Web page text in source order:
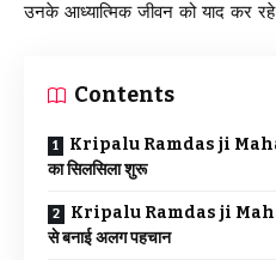
उनके आध्यात्मिक जीवन को याद कर
Contents
Kripalu Ramdas ji
का सिलसिला शुरू
Kripalu Ramdas ji
से बनाई अलग पहचान